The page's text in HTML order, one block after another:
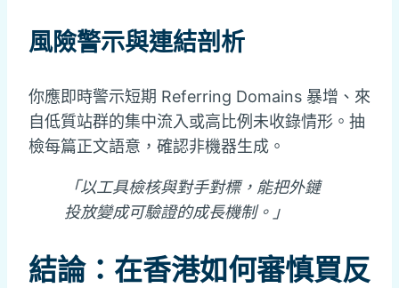
風險警示與連結剖析
你應即時警示短期 Referring Domains 暴增、來
自低質站群的集中流入或高比例未收錄情形。抽
檢每篇正文語意，確認非機器生成。
「以工具檢核與對手對標，能把外鏈
投放變成可驗證的成長機制。」
結論：在香港如何審慎買反